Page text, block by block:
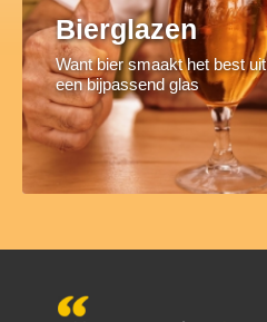
Bierglazen
Want bier smaakt het best uit
een bijpassend glas